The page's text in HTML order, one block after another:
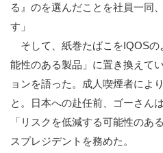
る』のを選んだことを社員一同
す」
そして、紙巻たばこをIQOS
能性のある製品」に置き換えて
ョンを語った。成人喫煙者によ
と。日本への赴任前、ゴーさん
「リスクを低減する可能性のあ
スプレジデントを務めた。